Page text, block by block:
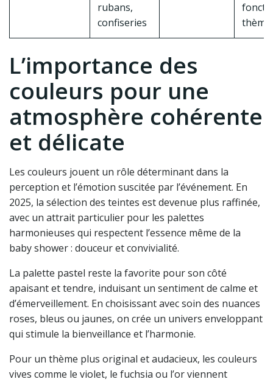
rubans,
confiseries
thème
L’importance des
couleurs pour une
atmosphère cohérente
et délicate
Les couleurs jouent un rôle déterminant dans la
perception et l’émotion suscitée par l’événement. En
2025, la sélection des teintes est devenue plus raffinée,
avec un attrait particulier pour les palettes
harmonieuses qui respectent l’essence même de la
baby shower : douceur et convivialité.
La palette pastel reste la favorite pour son côté
apaisant et tendre, induisant un sentiment de calme et
d’émerveillement. En choisissant avec soin des nuances
roses, bleus ou jaunes, on crée un univers enveloppant
qui stimule la bienveillance et l’harmonie.
Pour un thème plus original et audacieux, les couleurs
vives comme le violet, le fuchsia ou l’or viennent